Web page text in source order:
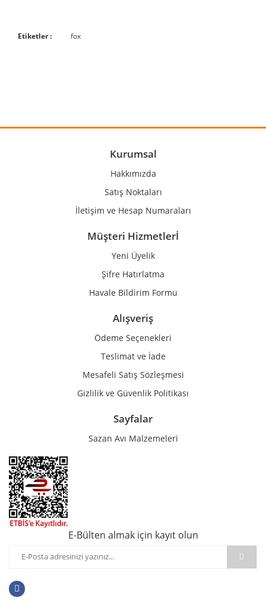
Bu ürünün fiyat bilgisi, resim, ürün açıklamalarında ve diğer
Ürün bilgilerinde hatalar bulunuyor.
Ürün fiyatı diğer sitelerden daha pahalı.
Gönder
Etiketler : fox
Kurumsal
Hakkımızda
Satış Noktaları
İletişim ve Hesap Numaraları
Müşteri Hizmetlerİ
Yeni Üyelik
Şifre Hatırlatma
Havale Bildirim Formu
Alışveriş
Ödeme Seçenekleri
Teslimat ve İade
Mesafeli Satış Sözleşmesi
Gizlilik ve Güvenlik Politikası
Sayfalar
Sazan Avı Malzemeleri
E-Bülten almak için kayıt olun